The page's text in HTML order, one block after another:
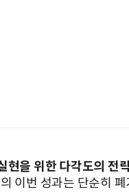
현을 위한 다각도의 전
이번 성과는 단순히